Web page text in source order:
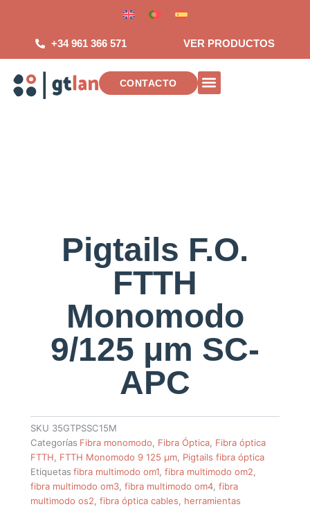
contenido
+34 961 366 571 VER PRODUCTOS
CONTACTO
Pigtails F.O.
FTTH
Monomodo
9/125 μm SC-
APC
SKU 35GTPSSC15M
Categorías Fibra monomodo Fibra Óptica Fibra óptica
FTTH
FTTH Monomodo 9 125 µm Pigtails fibra óptica
Etiquetas fibra multimodo om1 ,fibra multimodo om2
fibra multimodo om3 ,fibra multimodo om4 ,fibra
multimodo os2 ,fibra óptica cables
herramientas